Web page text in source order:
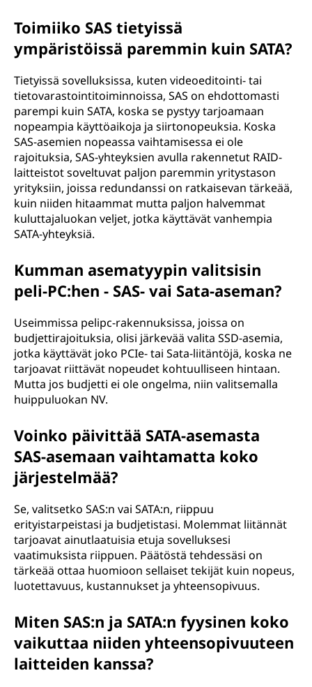
Toimiiko SAS tietyissä
ympäristöissä paremmin kuin SATA?
Tietyissä sovelluksissa, kuten videoeditointi- tai
tietovarastointitoiminnoissa, SAS on ehdottomasti
parempi kuin SATA, koska se pystyy tarjoamaan
nopeampia käyttöaikoja ja siirtonopeuksia. Koska
SAS-asemien nopeassa vaihtamisessa ei ole
rajoituksia, SAS-yhteyksien avulla rakennetut RAID-
laitteistot soveltuvat paljon paremmin yritystason
yrityksiin, joissa redundanssi on ratkaisevan tärkeää,
kuin niiden hitaammat mutta paljon halvemmat
kuluttajaluokan veljet, jotka käyttävät vanhempia
SATA-yhteyksiä.
Kumman asematyypin valitsisin
peli-PC:hen - SAS- vai Sata-aseman?
Useimmissa pelipc-rakennuksissa, joissa on
budjettirajoituksia, olisi järkevää valita SSD-asemia,
jotka käyttävät joko PCIe- tai Sata-liitäntöjä, koska ne
tarjoavat riittävät nopeudet kohtuulliseen hintaan.
Mutta jos budjetti ei ole ongelma, niin valitsemalla
huippuluokan NV.
Voinko päivittää SATA-asemasta
SAS-asemaan vaihtamatta koko
järjestelmää?
Se, valitsetko SAS:n vai SATA:n, riippuu
erityistarpeistasi ja budjetistasi. Molemmat liitännät
tarjoavat ainutlaatuisia etuja sovelluksesi
vaatimuksista riippuen. Päätöstä tehdessäsi on
tärkeää ottaa huomioon sellaiset tekijät kuin nopeus,
luotettavuus, kustannukset ja yhteensopivuus.
Miten SAS:n ja SATA:n fyysinen koko
vaikuttaa niiden yhteensopivuuteen
laitteiden kanssa?